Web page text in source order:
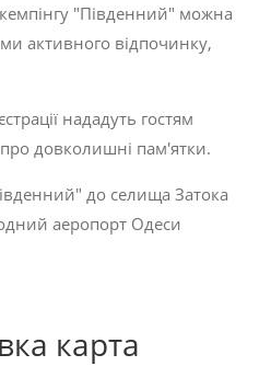
"Південний" можна
активного відпочинку,
нададуть гостям
довколишні пам'ятки.
до селища Затока
аеропорт Одеси
карта